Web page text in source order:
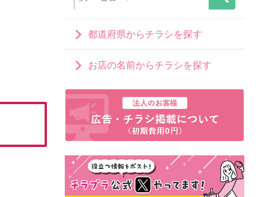
都道府県からチラシを探す
お店の名前からチラシを探す